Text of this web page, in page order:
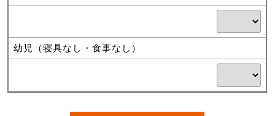
幼児（寝具なし・食事なし）